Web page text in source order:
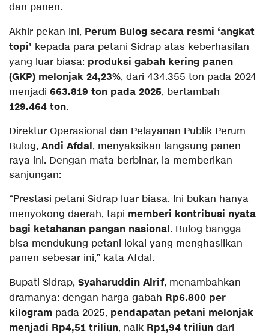
dan panen.
Akhir pekan ini, Perum Bulog secara resmi ‘angkat
topi’ kepada para petani Sidrap atas keberhasilan
yang luar biasa: produksi gabah kering panen
(GKP) melonjak 24,23%, dari 434.355 ton pada 2024
menjadi 663.819 ton pada 2025, bertambah
129.464 ton.
Direktur Operasional dan Pelayanan Publik Perum
Bulog, Andi Afdal, menyaksikan langsung panen
raya ini. Dengan mata berbinar, ia memberikan
sanjungan:
“Prestasi petani Sidrap luar biasa. Ini bukan hanya
menyokong daerah, tapi memberi kontribusi nyata
bagi ketahanan pangan nasional. Bulog bangga
bisa mendukung petani lokal yang menghasilkan
panen sebesar ini,” kata Afdal.
Bupati Sidrap, Syaharuddin Alrif, menambahkan
dramanya: dengan harga gabah Rp6.800 per
kilogram pada 2025, pendapatan petani melonjak
menjadi Rp4,51 triliun, naik Rp1,94 triliun dari